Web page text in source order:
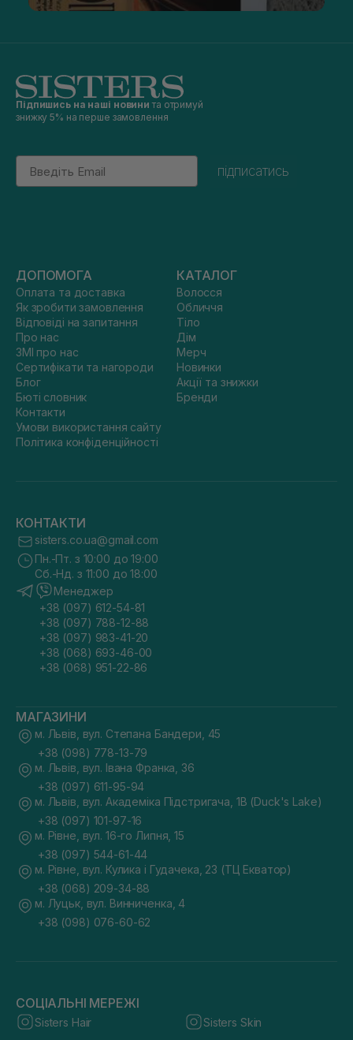
Підпишись на наші новини та отримуй
знижку 5% на перше замовлення
Email
підписатись
ДОПОМОГА
Оплата та доставка
Як зробити замовлення
Відповіді на запитання
Про нас
ЗМІ про нас
Сертифікати та нагороди
Блог
Бюті словник
Контакти
Умови використання сайту
Політика конфіденційності
КАТАЛОГ
Волосся
Обличчя
Тіло
Дім
Мерч
Новинки
Акції та знижки
Бренди
КОНТАКТИ
sisters.co.ua@gmail.com
Пн.-Пт. з 10:00 до 19:00
Сб.-Нд. з 11:00 до 18:00
Менеджер
+38 (097) 612-54-81
+38 (097) 788-12-88
+38 (097) 983-41-20
+38 (068) 693-46-00
+38 (068) 951-22-86
МАГАЗИНИ
м. Львів, вул. Степана Бандери, 45
+38 (098) 778-13-79
м. Львів, вул. Івана Франка, 36
+38 (097) 611-95-94
м. Львів, вул. Академіка Підстригача, 1В (Duck's Lake)
+38 (097) 101-97-16
м. Рівне, вул. 16-го Липня, 15
+38 (097) 544-61-44
м. Рівне, вул. Кулика і Гудачека, 23 (ТЦ Екватор)
+38 (068) 209-34-88
м. Луцьк, вул. Винниченка, 4
+38 (098) 076-60-62
СОЦІАЛЬНІ МЕРЕЖІ
Sisters Hair Sisters Skin